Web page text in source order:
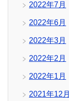
2022年7月
2022年6月
2022年3月
2022年2月
2022年1月
2021年12月